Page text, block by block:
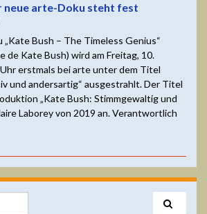
neue arte-Doku steht fest
Bush – The Timeless Genius“
de Kate Bush) wird am Freitag, 10.
erstmals bei arte unter dem Titel
und andersartig“ ausgestrahlt. Der Titel
„Kate Bush: Stimmgewaltig und
Laborey von 2019 an. Verantwortlich